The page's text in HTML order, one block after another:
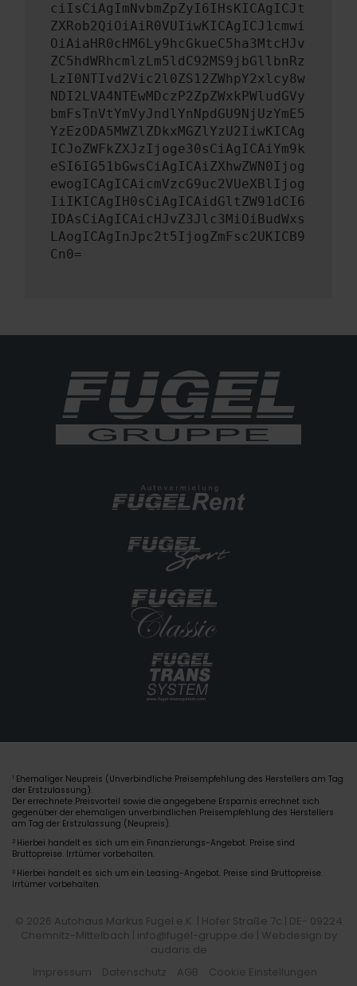
ciIsCiAgImNvbmZpZyI6IHsKICAgICJt
ZXRob2QiOiAiR0VUIiwKICAgICJ1cmwi
OiAiaHR0cHM6Ly9hcGkueC5ha3MtcHJv
ZC5hdWRhcmlzLm5ldC92MS9jbGllbnRz
LzI0NTIvd2Vic2l0ZS12ZWhpY2xlcy8w
NDI2LVA4NTEwMDczP2ZpZWxkPWludGVy
bmFsTnVtYmVyJndlYnNpdGU9NjUzYmE5
YzEzODA5MWZlZDkxMGZlYzU2IiwKICAg
ICJoZWFkZXJzIjoge30sCiAgICAiYm9k
eSI6IG51bGwsCiAgICAiZXhwZWN0Ijog
ewogICAgICAicmVzcG9uc2VUeXBlIjog
IiIKICAgIH0sCiAgICAidGltZW91dCI6
IDAsCiAgICAicHJvZ3Jlc3MiOiBudWxs
LAogICAgInJpc2t5IjogZmFsc2UKICB9
Cn0=
1 Ehemaliger Neupreis (Unverbindliche Preisempfehlung des Herstellers am Tag
der Erstzulassung).
Der errechnete Preisvorteil sowie die angegebene Ersparnis errechnet sich
gegenüber der ehemaligen unverbindlichen Preisempfehlung des Herstellers
am Tag der Erstzulassung (Neupreis).
2 Hierbei handelt es sich um ein Finanzierungs-Angebot. Preise sind
Bruttopreise. Irrtümer vorbehalten.
3 Hierbei handelt es sich um ein Leasing-Angebot. Preise sind Bruttopreise.
Irrtümer vorbehalten.
© 2026 Autohaus Markus Fugel e.K. | Hofer Straße 7c | DE- 09224
Chemnitz-Mittelbach | info@fugel-gruppe.de | Webdesign by
audaris.de
Impressum
Datenschutz AGB Cookie Einstellungen